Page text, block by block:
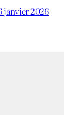
janvier 2026